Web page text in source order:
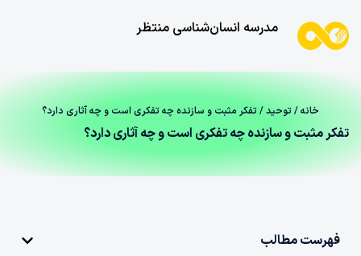
مدرسه انسان‌شناسی منتظر
خانه/ توحید/ تفکر مثبت و سازنده چه تفکری است و چه آثاری دارد؟
تفکر مثبت و سازنده چه تفکری است و چه آثاری دارد؟
فهرست مطالب